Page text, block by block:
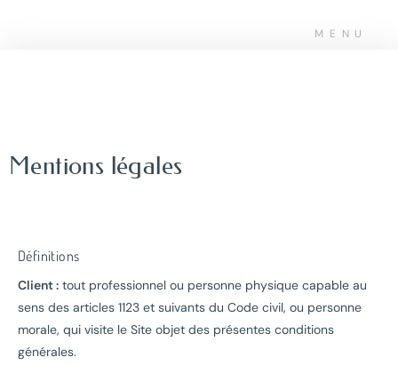
MENU
Mentions légales
Définitions
Client : tout professionnel ou personne physique capable au
sens des articles 1123 et suivants du Code civil, ou personne
morale, qui visite le Site objet des présentes conditions
générales.